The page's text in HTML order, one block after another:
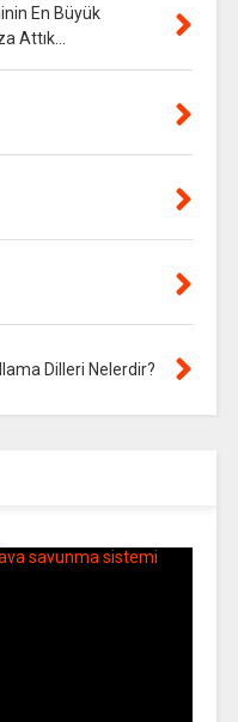
En Büyük
Attık…
Dilleri Nelerdir?